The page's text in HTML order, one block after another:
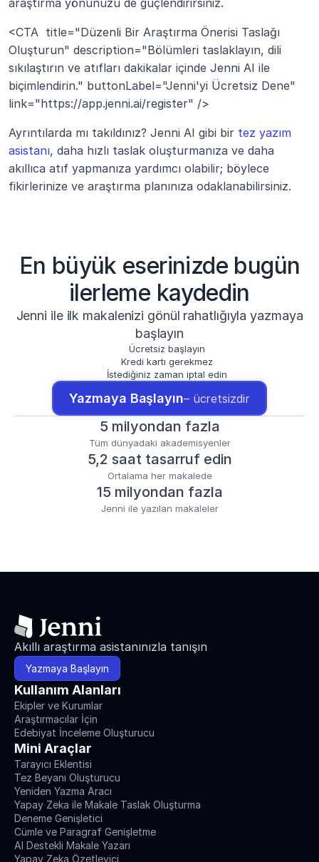
araştırma yönünüzü de güçlendirirsiniz.
<CTA  title="Düzenli Bir Araştırma Önerisi Taslağı
Oluşturun" description="Bölümleri taslaklayın, dili
sıkılaştırın ve atıfları dakikalar içinde Jenni AI ile
biçimlendirin." buttonLabel="Jenni'yi Ücretsiz Dene"
link="https://app.jenni.ai/register" />
Ayrıntılarda mı takıldınız? Jenni AI gibi bir tez yazım
asistanı, daha hızlı taslak oluşturmanıza ve daha
akıllıca atıf yapmanıza yardımcı olabilir; böylece
fikirlerinize ve araştırma planınıza odaklanabilirsiniz.
En büyük eserinizde bugün
ilerleme kaydedin
Jenni ile ilk makalenizi gönül rahatlığıyla yazmaya
başlayın
Ücretsiz başlayın
Kredi kartı gerekmez
İstediğiniz zaman iptal edin
Yazmaya Başlayın– ücretsizdir
5 milyondan fazla
Tüm dünyadaki akademisyenler
5,2 saat tasarruf edin
Ortalama her makalede
15 milyondan fazla
Jenni ile yazılan makaleler
Akıllı araştırma asistanınızla tanışın
Yazmaya Başlayın
Kullanım Alanları
Ekipler ve Kurumlar
Araştırmacılar İçin
Edebiyat İnceleme Oluşturucu
Mini Araçlar
Tarayıcı Eklentisi
Tez Beyanı Oluşturucu
Yeniden Yazma Aracı
Yapay Zeka ile Makale Taslak Oluşturma
Deneme Genişletici
Cümle ve Paragraf Genişletme
AI Destekli Makale Yazarı
Yapay Zeka Özetleyici